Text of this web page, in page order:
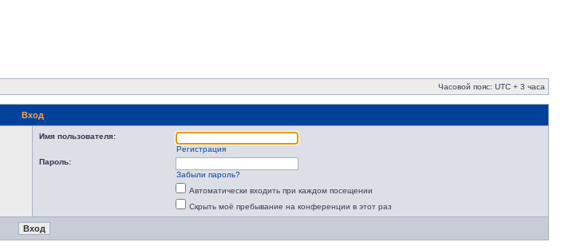
Часовой пояс: UTC + 3 часа
Вход
Имя пользователя:
Регистрация
Пароль:
Забыли пароль?
Автоматически входить при каждом посещении
Скрыть моё пребывание на конференции в этот раз